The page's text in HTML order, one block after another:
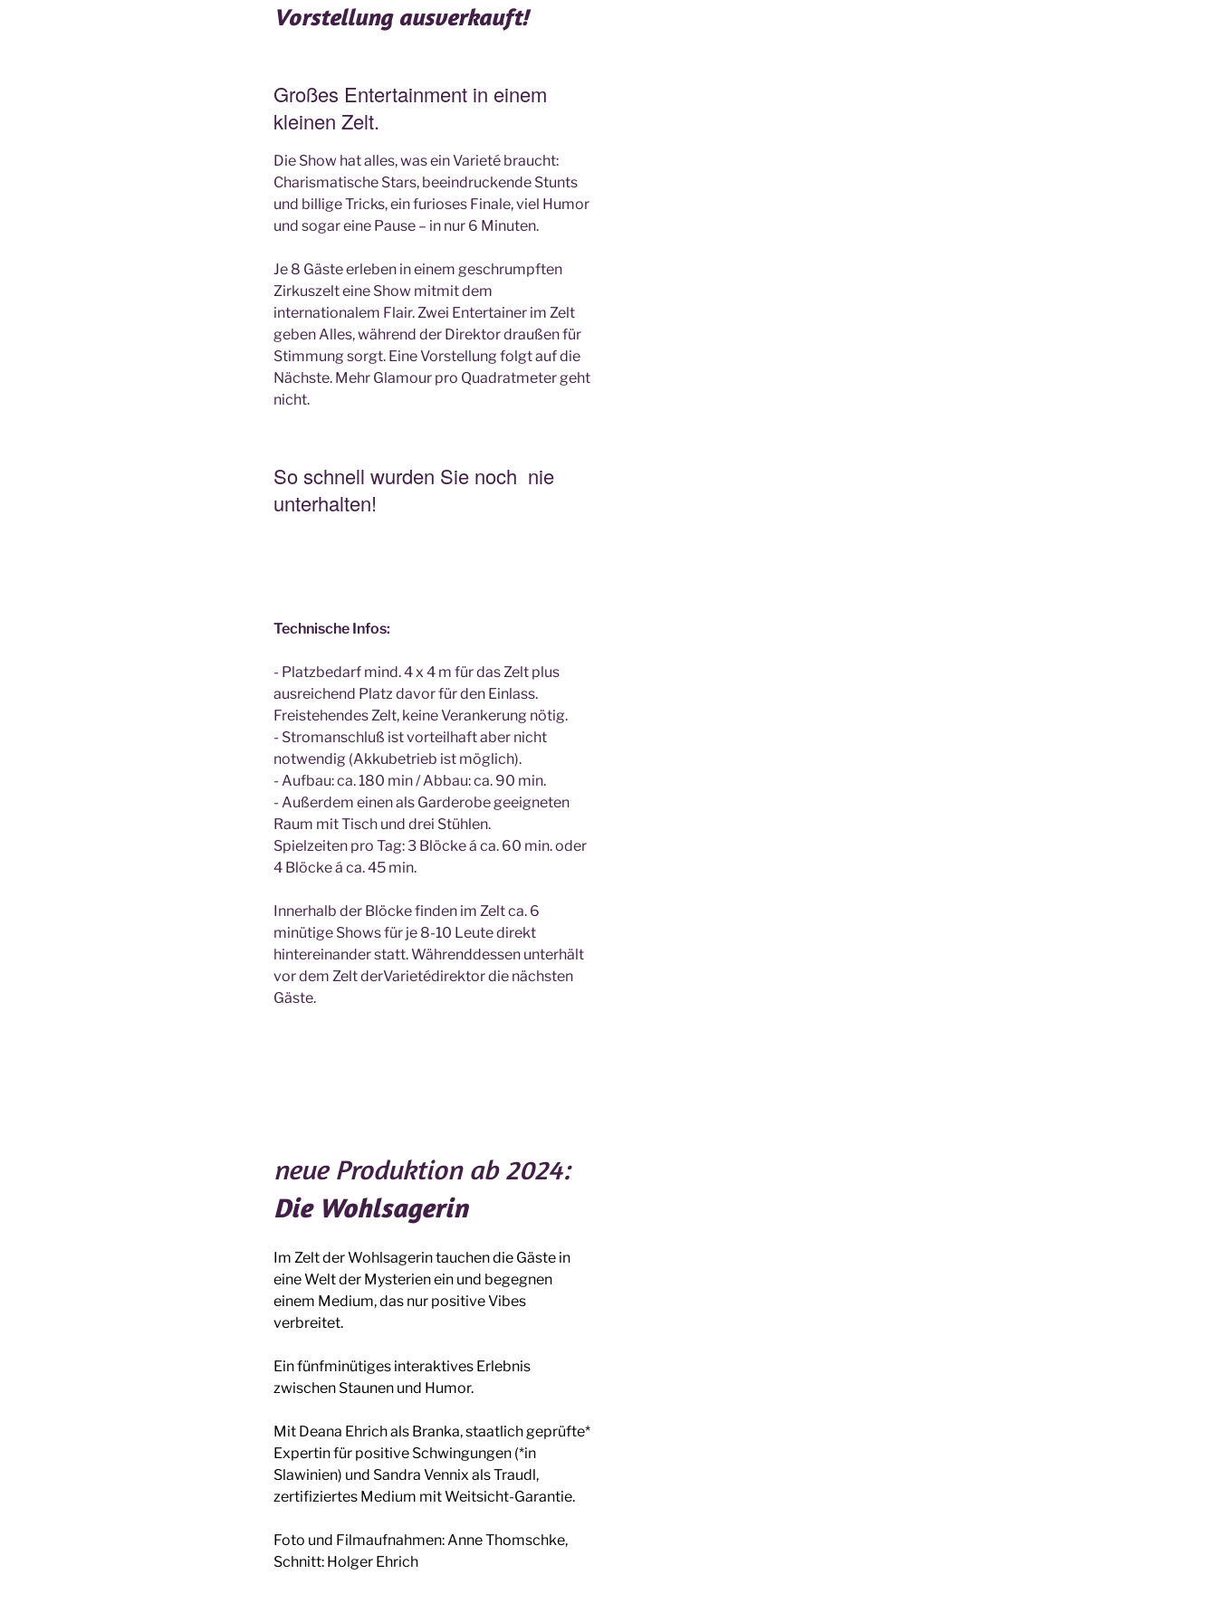
Vorstellung ausverkauft!
Großes Entertainment in einem
kleinen Zelt.
Die Show hat alles, was ein Varieté braucht:
Charismatische Stars, beeindruckende Stunts
und billige Tricks, ein furioses Finale, viel Humor
und sogar eine Pause – in nur 6 Minuten.
Je 8 Gäste erleben in einem geschrumpften
Zirkuszelt eine Show mitmit dem
internationalem Flair. Zwei Entertainer im Zelt
geben Alles, während der Direktor draußen für
Stimmung sorgt. Eine Vorstellung folgt auf die
Nächste. Mehr Glamour pro Quadratmeter geht
nicht.
So schnell wurden Sie noch nie
unterhalten!
Technische Infos:
- Platzbedarf mind. 4 x 4 m für das Zelt plus
ausreichend Platz davor für den Einlass.
Freistehendes Zelt, keine Verankerung nötig.
- Stromanschluß ist vorteilhaft aber nicht
notwendig (Akkubetrieb ist möglich).
- Aufbau: ca. 180 min / Abbau: ca. 90 min.
- Außerdem einen als Garderobe geeigneten
Raum mit Tisch und drei Stühlen.
Spielzeiten pro Tag: 3 Blöcke á ca. 60 min. oder
4 Blöcke á ca. 45 min.
Innerhalb der Blöcke finden im Zelt ca. 6
minütige Shows für je 8-10 Leute direkt
hintereinander statt. Währenddessen unterhält
vor dem Zelt derVarietédirektor die nächsten
Gäste.
neue Produktion ab 2024:
Die Wohlsagerin
Im Zelt der Wohlsagerin tauchen die Gäste in
eine Welt der Mysterien ein und begegnen
einem Medium, das nur positive Vibes
verbreitet.
Ein fünfminütiges interaktives Erlebnis
zwischen Staunen und Humor.
Mit Deana Ehrich als Branka, staatlich geprüfte*
Expertin für positive Schwingungen (*in
Slawinien) und Sandra Vennix als Traudl,
zertifiziertes Medium mit Weitsicht-Garantie.
Foto und Filmaufnahmen: Anne Thomschke,
Schnitt: Holger Ehrich